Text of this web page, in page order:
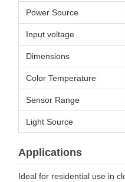
Power Source
Input voltage
Dimensions
Color Temperature
Sensor Range
Light Source
Applications
Ideal for residential use in